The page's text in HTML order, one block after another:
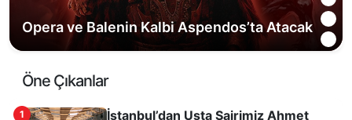
Bir Sultanın İzinde: Alaeddin Keykubad Rotası
Öne Çıkanlar
1
İstanbul’dan Usta Şairimiz Ahmet